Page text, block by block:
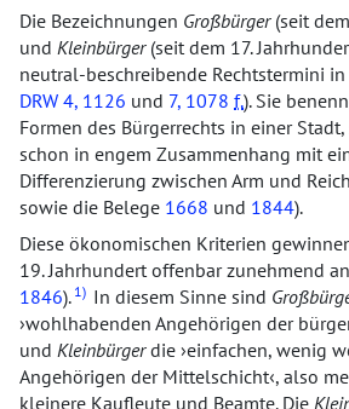
Die Bezeichnungen Großbürger(seit
und Kleinbürger(seit dem 17.
neutral-beschreibende Rechtstermini
DRW 4, 1126 und 7, 1078 f.). Sie
Formen des Bürgerrechts in einer
schon in engem Zusammenhang mit
Differenzierung zwischen Arm und
sowie die Belege 1668 und 1844).
Diese ökonomischen Kriterien
19. Jahrhundert offenbar zunehmend
1846). 1) In diesem Sinne sind
wohlhabenden Angehörigen der
und Kleinbürgerdie einfachen, wenig
Angehörigen der Mittelschicht , also
kleinere Kaufleute und Beamte. Die